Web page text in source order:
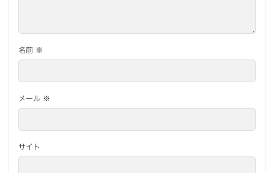
名前 ※
メール ※
サイト